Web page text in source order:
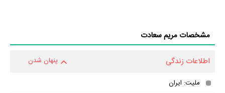
مشخصات مریم سعادت
اطلاعات زندگی پنهان شدن
ملیت: ایران